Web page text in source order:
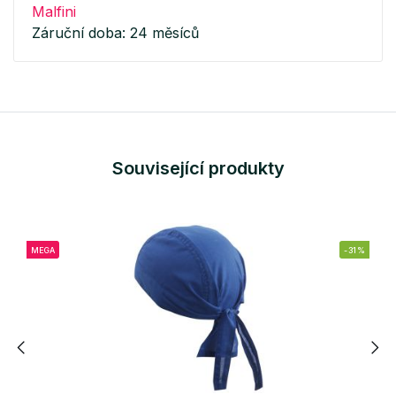
Malfini
Záruční doba: 24 měsíců
Související produkty
MEGA -31%